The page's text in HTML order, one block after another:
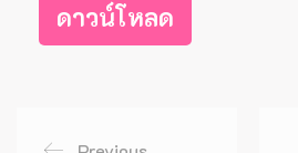
ดาวน์โหลด